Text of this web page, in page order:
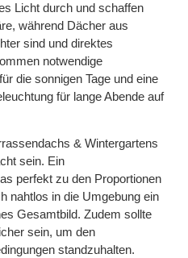
Licht durch und schaffen
während Dächer aus
sind und direktes
notwendige
die sonnigen Tage und eine
für lange Abende auf
& Wintergartens
sein. Ein
perfekt zu den Proportionen
nahtlos in die Umgebung ein
Gesamtbild. Zudem sollte
sein, um den
standzuhalten.